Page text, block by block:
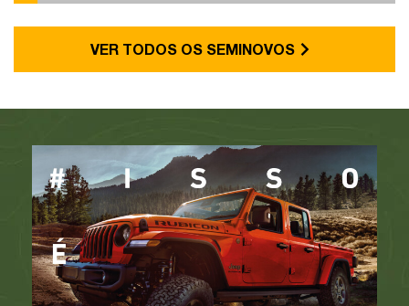
VER TODOS OS SEMINOVOS